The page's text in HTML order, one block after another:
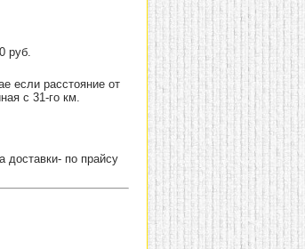
руб.
если расстояние от
с 31-го км.
по прайсу